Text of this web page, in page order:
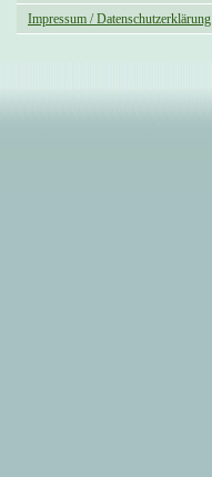
Impressum / Datenschutzerklärung